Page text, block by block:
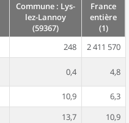
Commune : Lys-
lez-Lannoy
(59367)
France
entière
(1)
248
2 411 570
0,4 4,8
10,9
6,3
13,7
10,9